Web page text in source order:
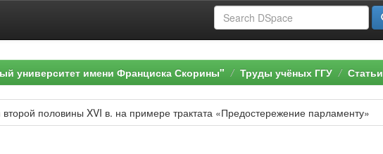
университет имени Франциска Скорины" Труды учёных ГГУ Статьи
половины XVI в. на примере трактата «Предостережение парламенту»